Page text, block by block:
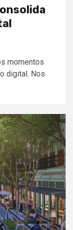
momentos
digital. Nos